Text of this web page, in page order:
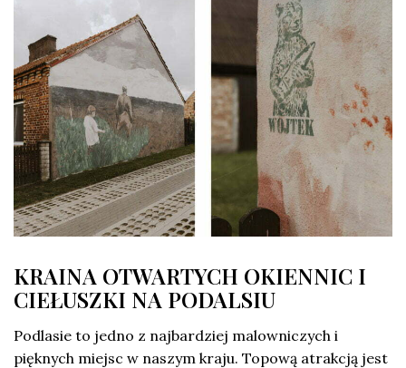
KRAINA OTWARTYCH OKIENNIC I
CIEŁUSZKI NA PODALSIU
Podlasie to jedno z najbardziej malowniczych i
pięknych miejsc w naszym kraju. Topową atrakcją jest